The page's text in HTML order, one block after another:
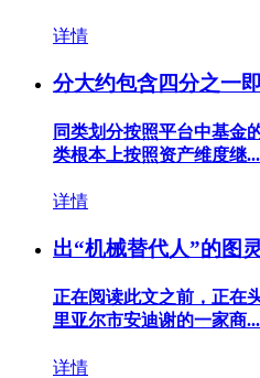
详情
分大约包含四分之一
同类划分按照平台中基金
类根本上按照资产维度继...
详情
出“机械替代人”的图
正在阅读此文之前，正在
里亚尔市安迪谢的一家商...
详情